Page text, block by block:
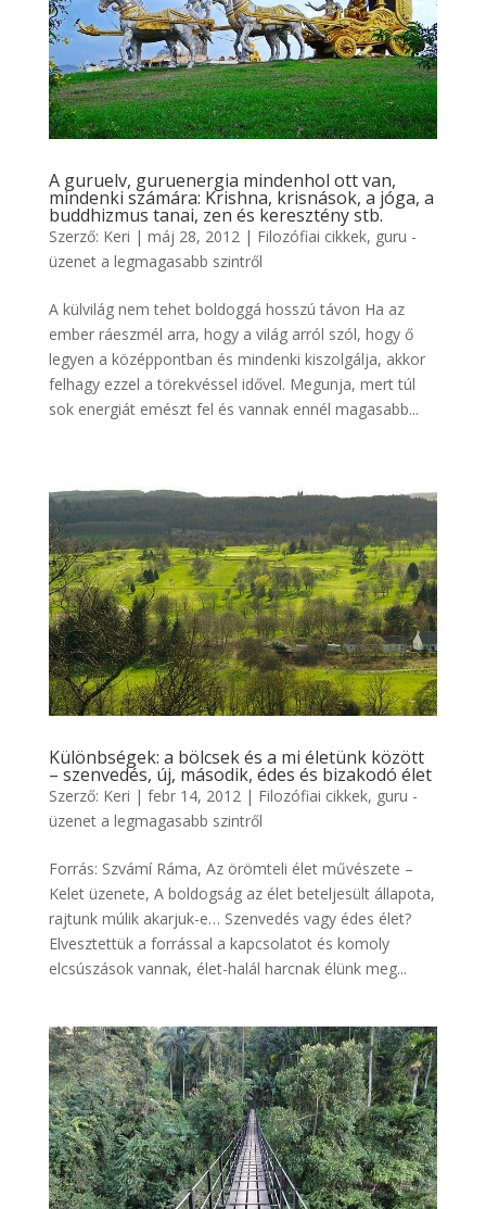
A guruelv, guruenergia mindenhol ott van,
mindenki számára: Krishna, krisnások, a jóga, a
buddhizmus tanai, zen és keresztény stb.
Szerző: Keri | máj 28, 2012| Filozófiai cikkek, guru -
üzenet a legmagasabb szintről
A külvilág nem tehet boldoggá hosszú távon Ha az
ember ráeszmél arra, hogy a világ arról szól, hogy ő
legyen a középpontban és mindenki kiszolgálja, akkor
felhagy ezzel a törekvéssel idővel. Megunja, mert túl
sok energiát emészt fel és vannak ennél magasabb...
Különbségek: a bölcsek és a mi életünk között
– szenvedés, új, második, édes és bizakodó élet
Szerző: Keri | febr 14, 2012| Filozófiai cikkek, guru -
üzenet a legmagasabb szintről
Forrás: Szvámí Ráma, Az örömteli élet művészete –
Kelet üzenete, A boldogság az élet beteljesült állapota,
rajtunk múlik akarjuk-e… Szenvedés vagy édes élet?
Elvesztettük a forrással a kapcsolatot és komoly
elcsúszások vannak, élet-halál harcnak élünk meg...